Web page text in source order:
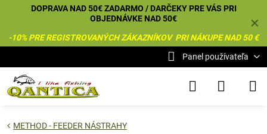
✕
DOPRAVA NAD 50€ ZADARMO / DARČEKY PRE VÁS PRI
OBJEDNÁVKE NAD 50€
-10% PRE REGISTROVANÝCH ZÁKAZNÍKOV PRI NÁKUPE NAD 50 €
Panel používateľa
METHOD - FEEDER NÁSTRAHY